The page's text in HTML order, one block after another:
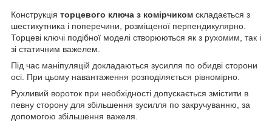
Конструкція торцевого ключа з комірчиком складається з
шестикутника і поперечини, розміщеної перпендикулярно.
Торцеві ключі подібної моделі створюються як з рухомим, так і
зі статичним важелем.
Під час маніпуляцій докладаються зусилля по обидві сторони
осі. При цьому навантаження розподіляється рівномірно.
Рухливий вороток при необхідності допускається змістити в
певну сторону для збільшення зусилля по закручуванню, за
допомогою збільшення важеля.